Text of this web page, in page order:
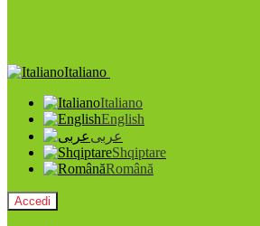
Italiano
Italiano
English
عربى
Shqiptare
Română
Accedi